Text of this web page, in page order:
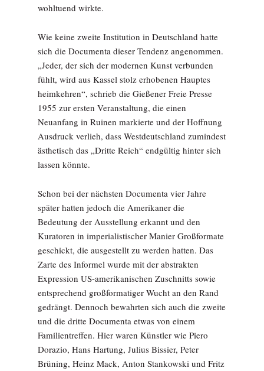
wohltuend wirkte.
Wie keine zweite Institution in Deutschland hatte
sich die Documenta dieser Tendenz angenommen.
„Jeder, der sich der modernen Kunst verbunden
fühlt, wird aus Kassel stolz erhobenen Hauptes
heimkehren“, schrieb die Gießener Freie Presse
1955 zur ersten Veranstaltung, die einen
Neuanfang in Ruinen markierte und der Hoffnung
Ausdruck verlieh, dass Westdeutschland zumindest
ästhetisch das „Dritte Reich“ endgültig hinter sich
lassen könnte.
Schon bei der nächsten Documenta vier Jahre
später hatten jedoch die Amerikaner die
Bedeutung der Ausstellung erkannt und den
Kuratoren in imperialistischer Manier Großformate
geschickt, die ausgestellt zu werden hatten. Das
Zarte des Informel wurde mit der abstrakten
Expression US-amerikanischen Zuschnitts sowie
entsprechend großformatiger Wucht an den Rand
gedrängt. Dennoch bewahrten sich auch die zweite
und die dritte Documenta etwas von einem
Familientreffen. Hier waren Künstler wie Piero
Dorazio, Hans Hartung, Julius Bissier, Peter
Brüning, Heinz Mack, Anton Stankowski und Fritz